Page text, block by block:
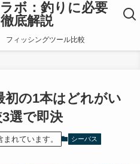
ボ：釣りに必要
底解説
フィッシングツール比較
初の1本はどれがい
選で即決
れています。 シーバス